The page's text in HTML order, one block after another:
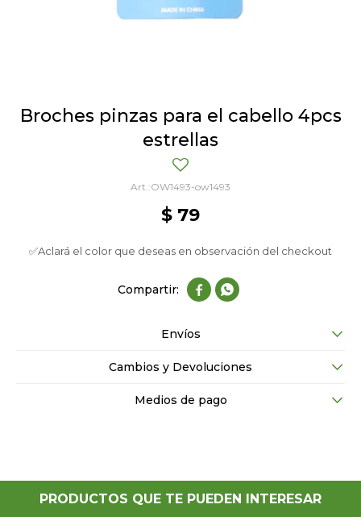
Broches pinzas para el cabello 4pcs
estrellas
OW1493-ow1493
$ 79
✅Aclará el color que deseas en observación del checkout
 
Envíos
Cambios y Devoluciones
Medios de pago
PRODUCTOS QUE TE PUEDEN INTERESAR